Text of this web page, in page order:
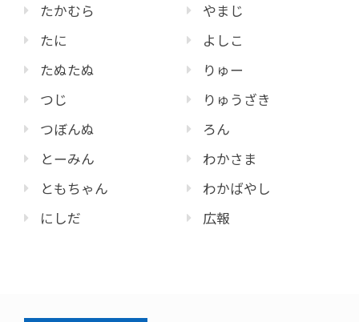
たかむら
たに
たぬたぬ
つじ
つぼんぬ
とーみん
ともちゃん
にしだ
やまじ
よしこ
りゅー
りゅうざき
ろん
わかさま
わかばやし
広報